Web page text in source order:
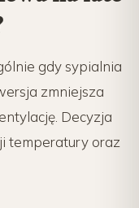
gdy sypialnia
zmniejsza
Decyzja
temperatury oraz